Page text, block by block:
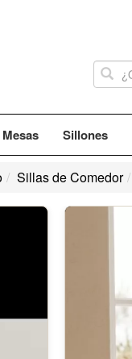
Mesas Sillones
Sillas de Comedor